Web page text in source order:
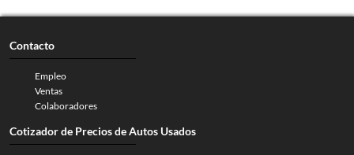
Contacto
Empleo
Ventas
Colaboradores
Cotizador de Precios de Autos Usados